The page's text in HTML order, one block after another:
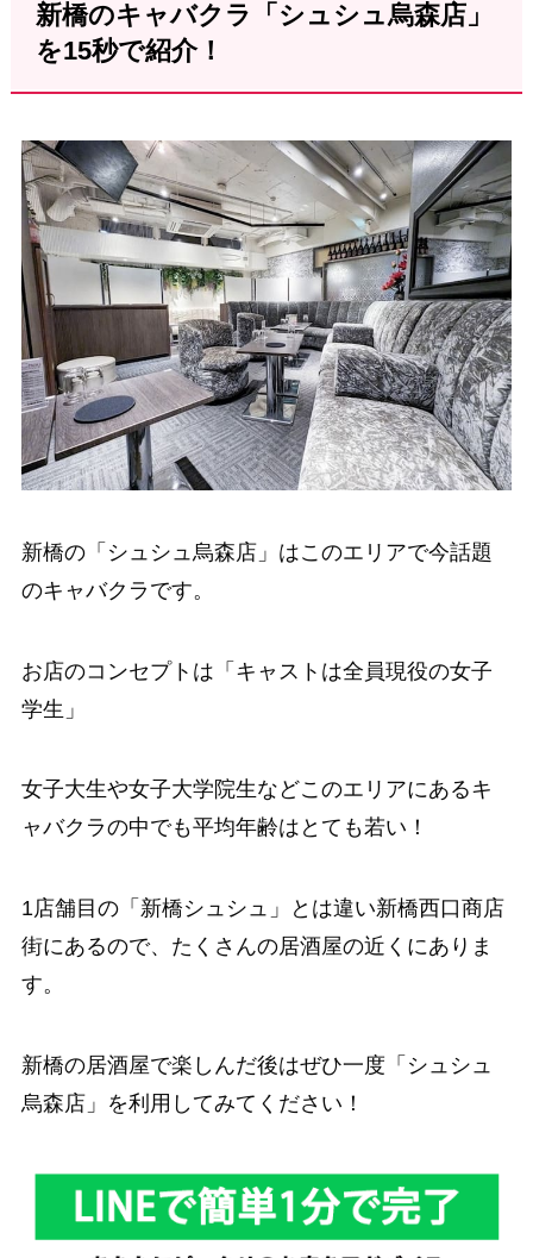
新橋のキャバクラ「シュシュ烏森店」
を15秒で紹介！
新橋の「シュシュ烏森店」はこのエリアで今話題
のキャバクラです。
お店のコンセプトは「キャストは全員現役の女子
学生」
女子大生や女子大学院生などこのエリアにあるキ
ャバクラの中でも平均年齢はとても若い！
1店舗目の「新橋シュシュ」とは違い新橋西口商店
街にあるので、たくさんの居酒屋の近くにありま
す。
新橋の居酒屋で楽しんだ後はぜひ一度「シュシュ
烏森店」を利用してみてください！